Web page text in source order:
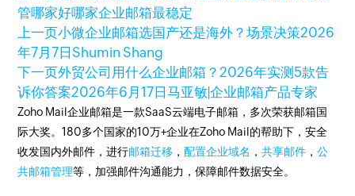
管哪家好哪家企业邮箱最稳定
上一页小微企业邮箱选国产还是海外？场景决策2026
年7月7日 Shumin Shang
下一页外贸公司用什么企业邮箱？2026年实测5款告
诉你答案2026年6月17日马亚敏|企业邮箱产品专家
Zoho Mail企业邮箱是一款SaaS云端电子邮箱，多次荣获邮箱国
际大奖。180多个国家的10万+企业在Zoho Mail的帮助下，安全
收发国内外邮件，进行邮箱迁移 ，配置企业域名 ，共享邮件 ，公
共邮箱管理等，加强邮件沟通能力，保障邮件数据安全。